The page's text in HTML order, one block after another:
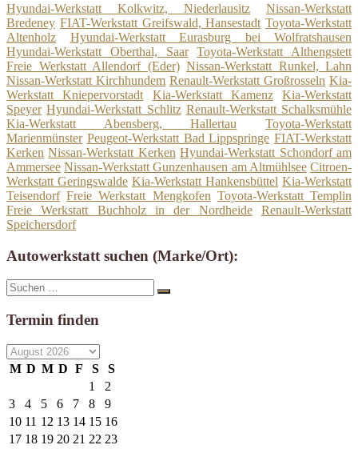
Hyundai-Werkstatt Kolkwitz, Niederlausitz
Nissan-Werkstatt
Bredeney FIAT-Werkstatt Greifswald, Hansestadt Toyota-Werkstatt
Altenholz
Hyundai-Werkstatt Eurasburg bei Wolfratshausen
Hyundai-Werkstatt Oberthal, Saar
Toyota-Werkstatt Althengstett
Freie Werkstatt Allendorf (Eder) Nissan-Werkstatt Runkel, Lahn
Nissan-Werkstatt Kirchhundem Renault-Werkstatt Großrosseln Kia-
Werkstatt Kniepervorstadt
Kia-Werkstatt Kamenz
Kia-Werkstatt
Speyer Hyundai-Werkstatt Schlitz Renault-Werkstatt Schalksmühle
Kia-Werkstatt Abensberg, Hallertau
Toyota-Werkstatt
Marienmünster Peugeot-Werkstatt Bad Lippspringe FIAT-Werkstatt
Kerken Nissan-Werkstatt Kerken Hyundai-Werkstatt Schondorf am
Ammersee Nissan-Werkstatt Gunzenhausen am Altmühlsee Citroen-
Werkstatt Geringswalde Kia-Werkstatt Hankensbüttel Kia-Werkstatt
Teisendorf Freie Werkstatt Mengkofen Toyota-Werkstatt Templin
Freie Werkstatt Buchholz in der Nordheide
Renault-Werkstatt
Speichersdorf
Autowerkstatt suchen (Marke/Ort):
Suche
nach:
Suchen
Termin finden
M D M D F S
S
1
2
3
4 5 6 7 8
9
10 11 12 13 14 15 16
17 18 19 20 21 22 23